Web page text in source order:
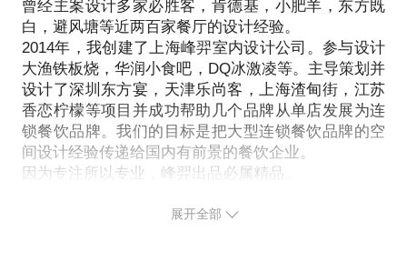
验五年。
我愿意与你分享的内容包括：
了解小餐饮在空间上与大型连锁餐饮的区别，KFC怎
么设计自己的餐厅！
如何从对顾客的定位看餐厅空间设计，以销售为零界
点看空间设计在整个餐饮项目中的位置！
连锁餐饮室内环境要注意哪些问题！
餐饮设计师与其他设计师能力到底哪里不同？
竟一小时的谈话只能解决一个小问题。请把你的问题
曾经主案设计多家必胜客，肯德基，小肥羊，东方既
白，避风塘等近两百家餐厅的设计经验。
2014年，我创建了上海峰羿室内设计公司。参与设计
大渔铁板烧，华润小食吧，DQ冰激凌等。主导策划并
设计了深圳东方宴，天津乐尚客，上海渣甸街，江苏
香恋柠檬等项目并成功帮助几个品牌从单店发展为连
锁餐饮品牌。我们的目标是把大型连锁餐饮品牌的空
间设计经验传递给国内有前景的餐饮企业。
展开全部